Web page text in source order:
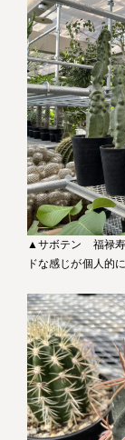
▲サボテン 福禄寿
ドな感じが個人的